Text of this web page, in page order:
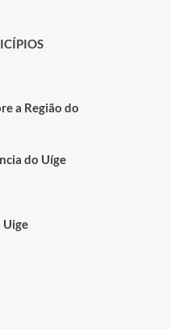
a Região do
do Uíge